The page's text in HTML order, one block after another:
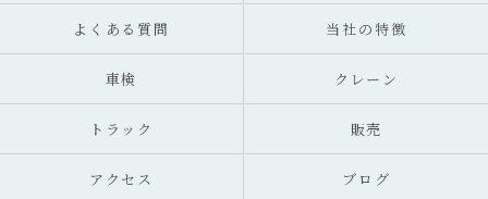
よくある質問 当社の特徴
車検 クレーン
トラック 販売
アクセス ブログ